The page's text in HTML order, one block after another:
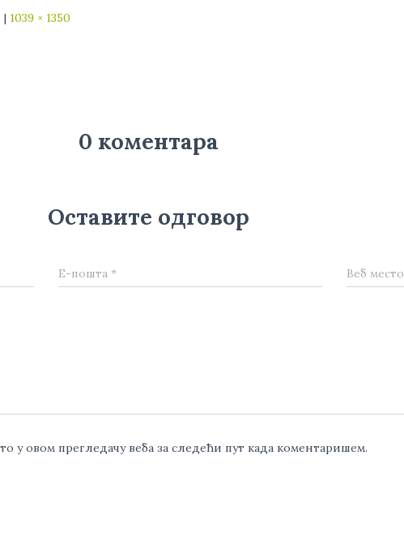
| 1039 × 1350
0 коментара
Оставите одговор
Е-пошта * Веб место
у овом прегледачу веба за следећи пут када коментаришем.